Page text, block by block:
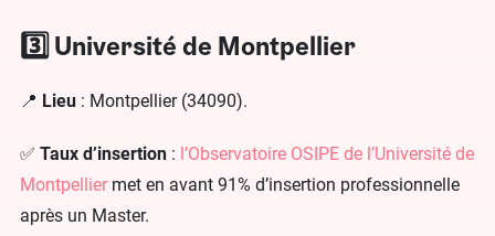
3️⃣ Université de Montpellier
📍 Lieu : Montpellier (34090).
✅ Taux d’insertion : l’Observatoire OSIPE de l’Université de
Montpellier met en avant 91% d’insertion professionnelle
après un Master.